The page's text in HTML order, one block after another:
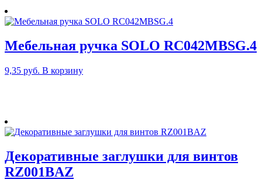
Мебельная ручка SOLO RC042MBSG.4
9,35 руб. В корзину
Декоративные заглушки для винтов
RZ001BAZ